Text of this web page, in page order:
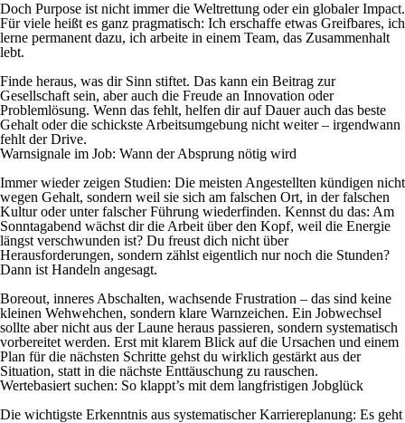
Doch Purpose ist nicht immer die Weltrettung oder ein globaler Impact.
Für viele heißt es ganz pragmatisch: Ich erschaffe etwas Greifbares, ich
lerne permanent dazu, ich arbeite in einem Team, das Zusammenhalt
lebt.
Finde heraus, was dir Sinn stiftet. Das kann ein Beitrag zur
Gesellschaft sein, aber auch die Freude an Innovation oder
Problemlösung. Wenn das fehlt, helfen dir auf Dauer auch das beste
Gehalt oder die schickste Arbeitsumgebung nicht weiter – irgendwann
fehlt der Drive.
Warnsignale im Job: Wann der Absprung nötig wird
Immer wieder zeigen Studien: Die meisten Angestellten kündigen nicht
wegen Gehalt, sondern weil sie sich am falschen Ort, in der falschen
Kultur oder unter falscher Führung wiederfinden. Kennst du das: Am
Sonntagabend wächst dir die Arbeit über den Kopf, weil die Energie
längst verschwunden ist? Du freust dich nicht über
Herausforderungen, sondern zählst eigentlich nur noch die Stunden?
Dann ist Handeln angesagt.
Boreout, inneres Abschalten, wachsende Frustration – das sind keine
kleinen Wehwehchen, sondern klare Warnzeichen. Ein Jobwechsel
sollte aber nicht aus der Laune heraus passieren, sondern systematisch
vorbereitet werden. Erst mit klarem Blick auf die Ursachen und einem
Plan für die nächsten Schritte gehst du wirklich gestärkt aus der
Situation, statt in die nächste Enttäuschung zu rauschen.
Wertebasiert suchen: So klappt’s mit dem langfristigen Jobglück
Die wichtigste Erkenntnis aus systematischer Karriereplanung: Es geht